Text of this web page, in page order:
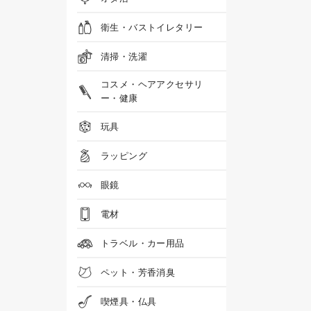
衛生・バストイレタリー
清掃・洗濯
コスメ・ヘアアクセサリ
ー・健康
玩具
ラッピング
眼鏡
電材
トラベル・カー用品
ペット・芳香消臭
喫煙具・仏具